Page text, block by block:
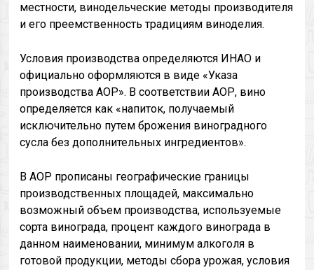
местности, винодельческие методы производителя
и его преемственность традициям виноделия.
Условия производства определяются ИНАО и
официально оформляются в виде «Указа
производства AOР». В соответствии AOР, вино
определяется как «напиток, получаемый
исключительно путем брожения виноградного
сусла без дополнительных ингредиентов».
В АОР прописаны географические границы
производственных площадей, максимально
возможный объем производства, используемые
сорта винограда, процент каждого винограда в
данном наименовании, минимум алкоголя в
готовой продукции, методы сбора урожая, условия